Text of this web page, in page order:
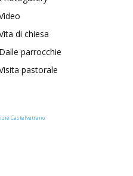
di chiesa
parrocchie
pastorale
Castelvetrano